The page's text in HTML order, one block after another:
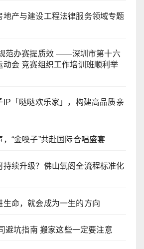
地产与建设工程法律服务领域专题
范办赛提质效 ——深圳市第十六
动会 竞赛组织工作培训班顺利举
IP「哒哒欢乐家」，构建高品质亲
“金嗓子”共赴国际合唱盛宴
持续升级？佛山氧阁全流程标准化
生命，就会成为一生的方向
避坑指南 搬家这些一定要注意